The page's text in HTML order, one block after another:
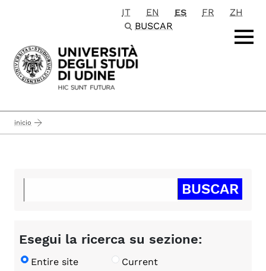
Passa al contenuto principale
IT EN ES FR
ZH
BUSCAR
inicio
Esegui la ricerca su sezione:
Entire site Current